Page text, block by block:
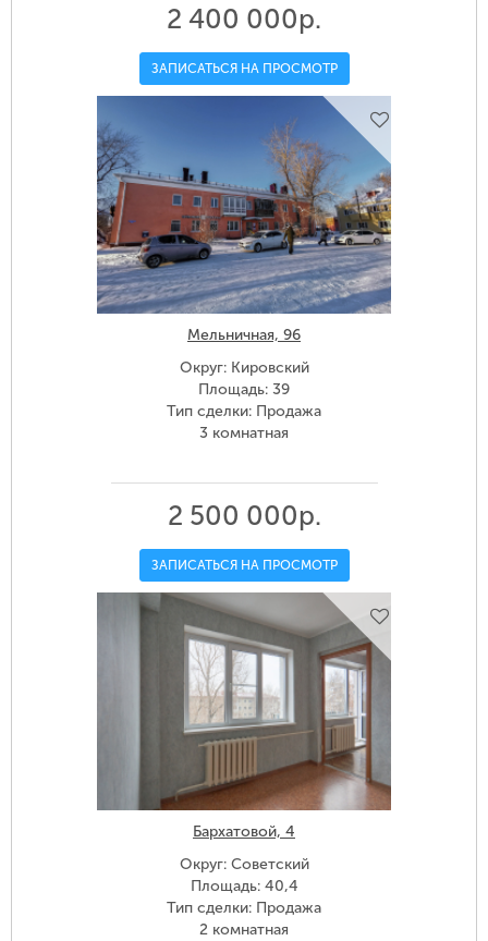
2 400 000р.
ЗАПИСАТЬСЯ НА ПРОСМОТР
Мельничная, 96
Округ: Кировский
Площадь: 39
Тип сделки: Продажа
3 комнатная
2 500 000р.
ЗАПИСАТЬСЯ НА ПРОСМОТР
Бархатовой, 4
Округ: Советский
Площадь: 40,4
Тип сделки: Продажа
2 комнатная